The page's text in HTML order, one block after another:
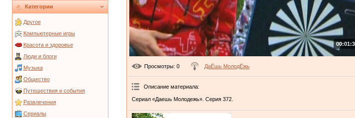
Категории
Другое
Компьютерные игры
Красота и здоровье
Люди и блоги
Музыка
Общество
Путешествия и события
Развлечения
Сериалы
Просмотры: 0 ДаЁшь МолодЁжь
Описание материала:
Сериал «Даешь Молодежь». Серия 372.